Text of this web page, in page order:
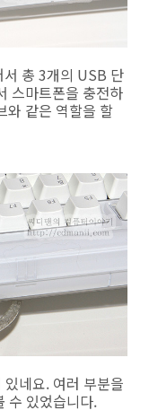
총 3개의 USB 단
스마트폰을 충전하
와 같은 역할을 할
네요. 여러 부분을
수 있었습니다.